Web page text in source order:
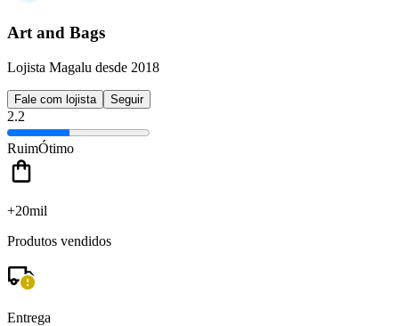
Art and Bags
Lojista Magalu desde 2018
Fale com lojista Seguir
2.2
RuimÓtimo
+20mil
Produtos vendidos
Entrega